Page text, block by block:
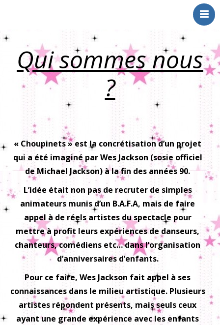
Animations
Spectacles
Qui sommes nous
Références
livre d’or
Contact
Qui sommes nous
?
« Choupinets » est la concrétisation d’un projet
qui a été imaginé par Wes Jackson (sosie officiel
de Michael Jackson) à la fin des années 90.
L’idée était non pas de recruter de simples
animateurs munis d’un B.A.F.A, mais de faire
appel à de réels artistes du spectacle pour
mettre à profit leurs expériences de danseurs,
chanteurs, comédiens etc… dans l’organisation
d’anniversaires d’enfants.
Pour ce faire, Wes Jackson fait appel à ses
connaissances dans le milieu artistique. Plusieurs
artistes répondent présents, mais seuls ceux
ayant une grande expérience avec les enfants